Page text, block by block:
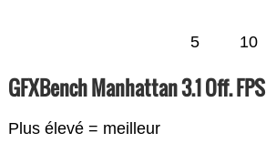
5 10
GFXBench Manhattan 3.1 Off. FPS
Plus élevé = meilleur